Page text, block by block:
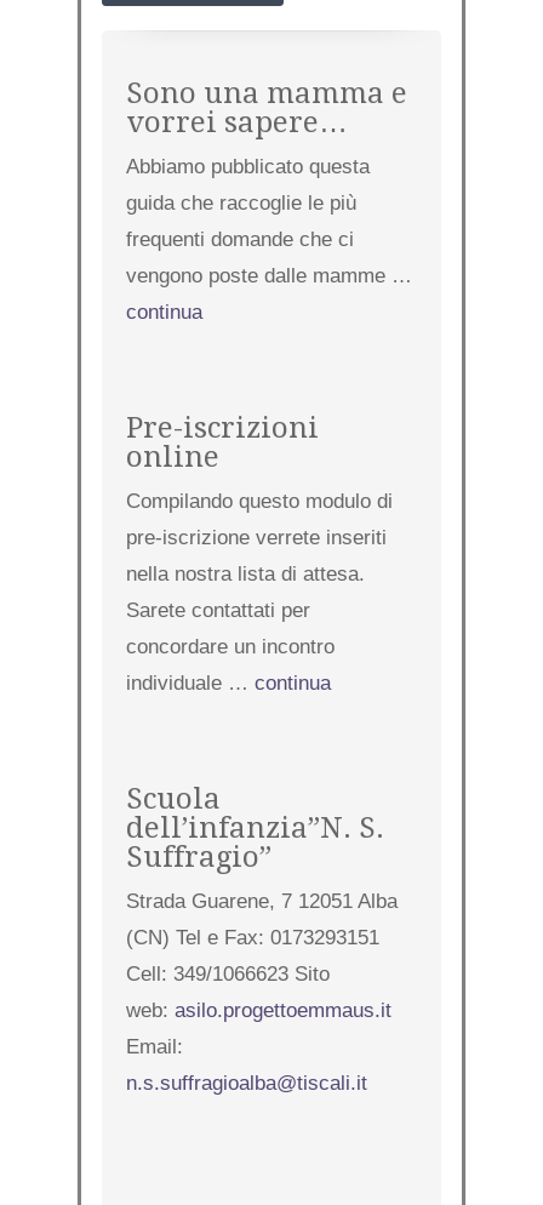
Sono una mamma e
vorrei sapere…
Abbiamo pubblicato questa
guida che raccoglie le più
frequenti domande che ci
vengono poste dalle mamme …
continua
Pre-iscrizioni
online
Compilando questo modulo di
pre-iscrizione verrete inseriti
nella nostra lista di attesa.
Sarete contattati per
concordare un incontro
individuale … continua
Scuola
dell’infanzia”N. S.
Suffragio”
Strada Guarene, 7 12051 Alba
(CN) Tel e Fax: 0173293151
Cell: 349/1066623 Sito
web: asilo.progettoemmaus.it
Email:
n.s.suffragioalba@tiscali.it